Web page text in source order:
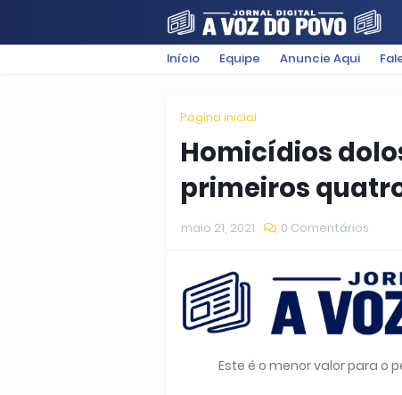
FILMES POLÍTICA
Início Equipe Anuncie Aqui
Página inicial
Homicídios
primeiros
maio 21, 2021 0 Comentários
Este é o menor valor para o